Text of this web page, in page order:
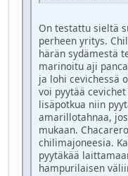
On testattu sieltä
perheen yritys.
härän sydämestä
marinoitu aji
ja lohi cevichessä
voi pyytää
lisäpotkua niin
amarillotahnaa,
mukaan.
chilimajoneesia.
pyytäkää
hampurilaisen